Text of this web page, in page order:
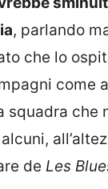
, parlando
che lo
come
squadra che
de Les